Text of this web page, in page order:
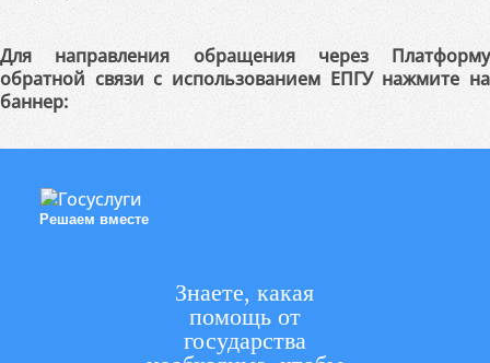
Для направления обращения через Платформу
обратной связи с использованием ЕПГУ нажмите на
баннер:
Решаем вместе
Знаете, какая
помощь от
государства